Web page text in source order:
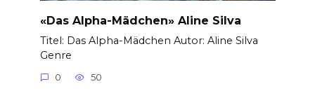
«Das Alpha-Mädchen» Aline Silva
Titel: Das Alpha-Mädchen Autor: Aline Silva
Genre
0 50